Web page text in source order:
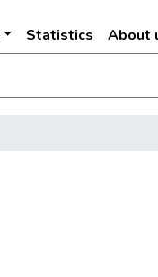
Statistics About